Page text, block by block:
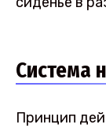
Система
Принцип